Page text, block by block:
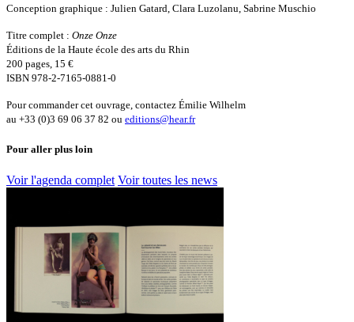
Conception graphique : Julien Gatard, Clara Luzolanu, Sabrine Muschio
Titre complet : Onze Onze
Éditions de la Haute école des arts du Rhin
200 pages, 15 €
ISBN 978-2-7165-0881-0
Pour commander cet ouvrage, contactez Émilie Wilhelm
au +33 (0)3 69 06 37 82 ou editions@hear.fr
Pour aller plus loin
Voir l'agenda complet Voir toutes les news